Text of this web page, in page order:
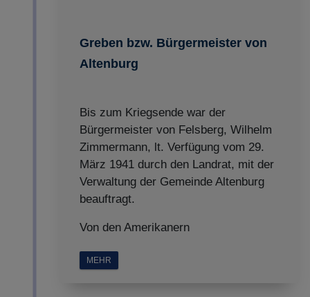
Greben bzw. Bürgermeister von
Altenburg
Bis zum Kriegsende war der
Bürgermeister von Felsberg, Wilhelm
Zimmermann, lt. Verfügung vom 29.
März 1941 durch den Landrat, mit der
Verwaltung der Gemeinde Altenburg
beauftragt.
Von den Amerikanern
MEHR